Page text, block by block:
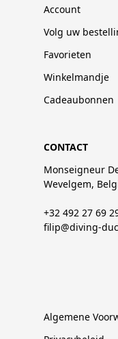
Account
Volg uw
Favorieten
Winkelmandje
Cadeaubonnen
CONTACT
Monseigneur
Wevelgem,
+32 492 27 69
filip@diving-
Algemene